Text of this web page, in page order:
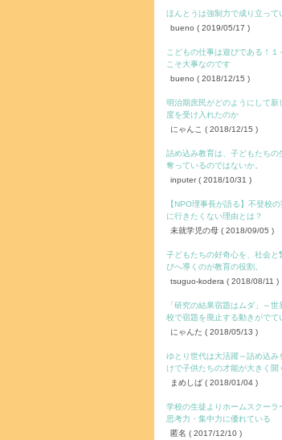
ほんとうは強制力で成り立って
bueno ( 2019/05/17 )
こどもの仕事は遊びである！１
こそ大事なのです
bueno ( 2018/12/15 )
明治期庶民がどのようにして新
度を受け入れたのか
にゃんこ ( 2018/12/15 )
詰め込み教育は、子どもたちの
奪っているのではないか。
inputer( 2018/10/31 )
【NPO理事長が語る】不登校
に行きたくない理由とは？
未就学児の母 ( 2018/09/05 )
子どもたちの好奇心を、社会と
びへ導くのが教育の役割。
tsuguo-kodera ( 2018/08/11 )
「研究の結果宿題はムダ」～世
校で宿題を廃止する動きがでて
にゃんた ( 2018/05/13 )
ゆとり世代は大活躍～詰め込み
けで子供たちの才能が大きく開
まめしば ( 2018/01/04 )
学校の生徒よりホームスクーラ
思考力・集中力に優れている
匿名 ( 2017/12/10 )